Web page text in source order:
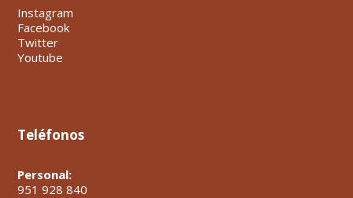
Instagram
Facebook
Twitter
Youtube
Teléfonos
Personal:
951 928 840